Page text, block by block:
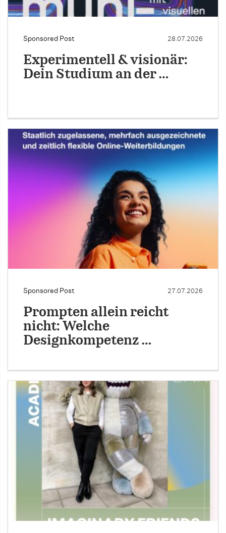
Sponsored Post 28.07.2026
Experimentell & visionär:
Dein Studium an der …
Sponsored Post 27.07.2026
Prompten allein reicht
nicht: Welche
Designkompetenz …